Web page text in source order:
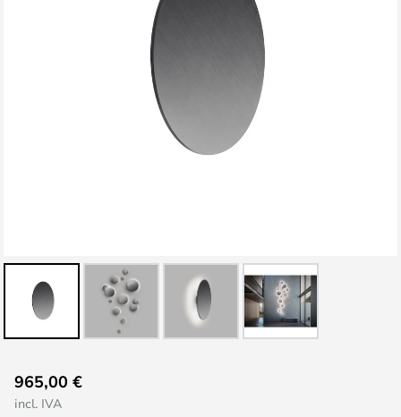
al
comienzo
965,00 €
incl. IVA